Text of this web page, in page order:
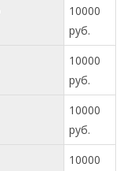
10000
руб.
10000
руб.
10000
руб.
10000